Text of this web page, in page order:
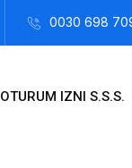
0030 698
OTURUM IZNI S.S.S.